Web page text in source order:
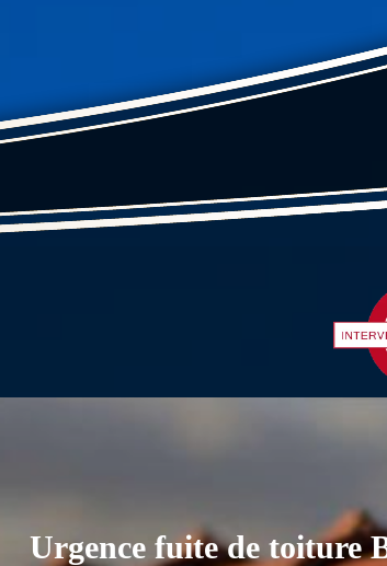
Urgence fuite de toiture